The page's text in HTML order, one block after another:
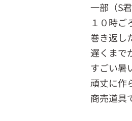
一部（S
１０時ご
巻き返し
遅くまで
すごい暑
頑丈に作
商売道具